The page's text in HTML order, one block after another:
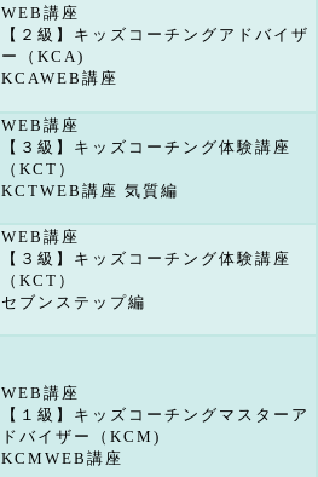
WEB講座
【２級】キッズコーチングアドバイザ
ー（KCA)
KCAWEB講座
WEB講座
【３級】キッズコーチング体験講座
（KCT）
KCTWEB講座 気質編
WEB講座
【３級】キッズコーチング体験講座
（KCT）
セブンステップ編
WEB講座
【１級】キッズコーチングマスターア
ドバイザー（KCM)
KCMWEB講座